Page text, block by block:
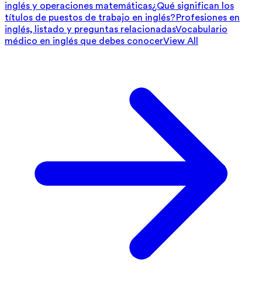
inglés y operaciones matemáticas¿Qué significan los
títulos de puestos de trabajo en inglés?Profesiones en
inglés, listado y preguntas relacionadasVocabulario
médico en inglés que debes conocerView All